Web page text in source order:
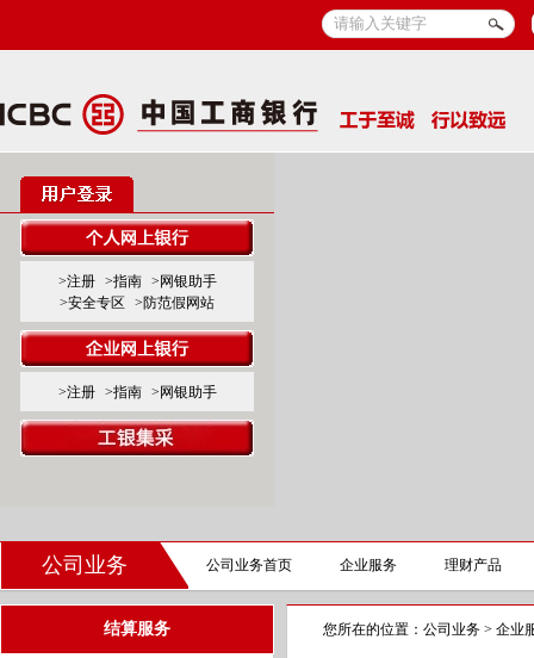
>注册 >指南
>网银助手
>安全专区
>防范假网站
>注册 >指南 >网银助手
公司业务 公司业务首页 企业服务 理财产品
结算服务 您所在的位置： 公司业务 > 企业